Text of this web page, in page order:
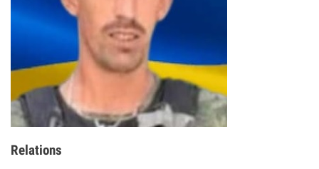
Relations